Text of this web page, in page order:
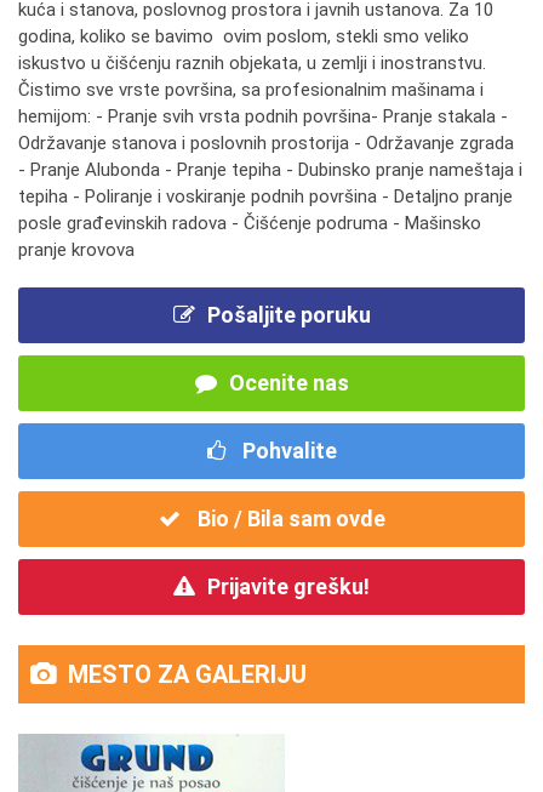
kuća i stanova, poslovnog prostora i javnih ustanova. Za 10
godina, koliko se bavimo ovim poslom, stekli smo veliko
iskustvo u čišćenju raznih objekata, u zemlji i inostranstvu.
Čistimo sve vrste površina, sa profesionalnim mašinama i
hemijom: - Pranje svih vrsta podnih površina- Pranje stakala -
Održavanje stanova i poslovnih prostorija - Održavanje zgrada
- Pranje Alubonda - Pranje tepiha - Dubinsko pranje nameštaja i
tepiha - Poliranje i voskiranje podnih površina - Detaljno pranje
posle građevinskih radova - Čišćenje podruma - Mašinsko
pranje krovova
Pošaljite poruku
Ocenite nas
Pohvalite
Bio / Bila sam ovde
Prijavite grešku!
MESTO ZA GALERIJU